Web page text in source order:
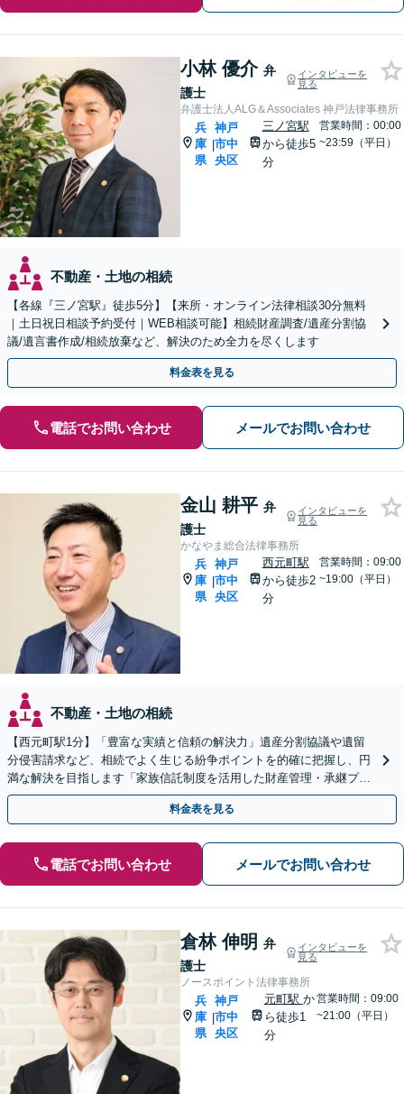
小林 優介 弁
護士
インタビューを
見る
弁護士法人ALG＆Associates 神戸法律事務所
兵
庫
県
|
神戸
市中
央区
三ノ宮駅
から徒歩5
分
営業時間：00:00
~23:59（平日）
不動産・土地の相続
【各線『三ノ宮駅』徒歩5分】【来所・オンライン法律相談30分無料
｜土日祝日相談予約受付｜WEB相談可能】相続財産調査/遺産分割協
議/遺言書作成/相続放棄など、解決のため全力を尽くします
料金表を見る
電話でお問い合わせ メールでお問い合わせ
金山 耕平 弁
護士
インタビューを
見る
かなやま総合法律事務所
兵
庫
県
|
神戸
市中
央区
西元町駅
から徒歩2
分
営業時間：09:00
~19:00（平日）
不動産・土地の相続
【​西元町駅1分】「豊富な実績と信頼の解決力」遺産分割協議や遺留
分侵害請求など、相続でよく生じる紛争ポイントを的確に把握し、円
満な解決を目指します「家族信託制度を活用した財産管理・承継プラ
ンのご提案」「次世代へ想いを託す円滑な事業承継」
料金表を見る
電話でお問い合わせ メールでお問い合わせ
倉林 伸明 弁
護士
インタビューを
見る
ノースポイント法律事務所
兵
庫
県
|
神戸
市中
央区
元町駅 か
ら徒歩1
分
営業時間：09:00
~21:00（平日）